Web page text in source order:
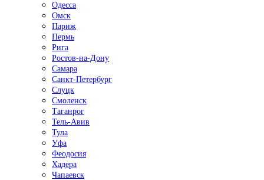
Одесса
Омск
Париж
Пермь
Рига
Ростов-на-Дону
Самара
Санкт-Петербург
Слуцк
Смоленск
Таганрог
Тель-Авив
Тула
Уфа
Феодосия
Хадера
Чапаевск